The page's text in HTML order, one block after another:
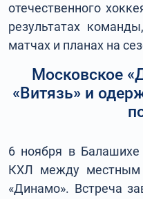
отечественного
результатах
матчах и планах на
Московское
«Витязь» и
6 ноября в
КХЛ между местным
«Динамо». Встреча